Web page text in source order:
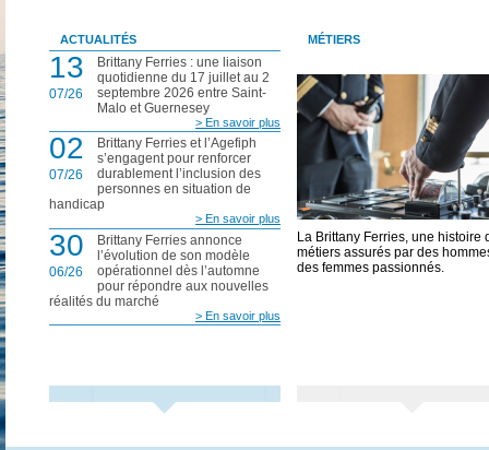
ACTUALITÉS
13
07/26
Brittany Ferries : une liaison
quotidienne du 17 juillet au 2
septembre 2026 entre Saint-
Malo et Guernesey
> En savoir plus
02
07/26
Brittany Ferries et l’Agefiph
s’engagent pour renforcer
durablement l’inclusion des
personnes en situation de
handicap
> En savoir plus
30
06/26
Brittany Ferries annonce
l’évolution de son modèle
opérationnel dès l’automne
pour répondre aux nouvelles
réalités du marché
> En savoir plus
MÉTIERS
La Brittany Ferries, une histoire
métiers assurés par des
des femmes passionnés.